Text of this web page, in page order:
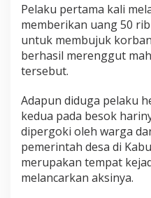
Pelaku pertama kali
memberikan uang 50
untuk membujuk
berhasil merenggut
tersebut.
Adapun diduga pelaku
kedua pada besok
dipergoki oleh warga
pemerintah desa di
merupakan tempat
melancarkan aksinya.